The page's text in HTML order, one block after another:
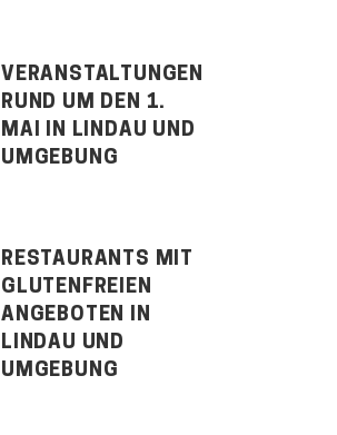
VERANSTALTUNGEN
RUND UM DEN 1.
MAI IN LINDAU UND
UMGEBUNG
RESTAURANTS MIT
GLUTENFREIEN
ANGEBOTEN IN
LINDAU UND
UMGEBUNG